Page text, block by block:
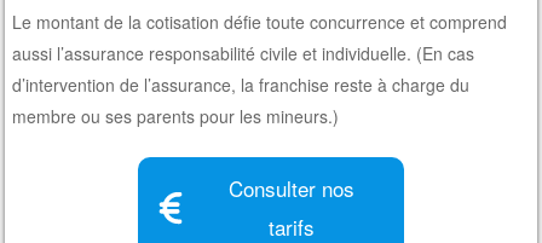
Le montant de la cotisation défie toute concurrence et comprend
aussi l’assurance responsabilité civile et individuelle. (En cas
d’intervention de l’assurance, la franchise reste à charge du
membre ou ses parents pour les mineurs.)
Consulter nos
tarifs